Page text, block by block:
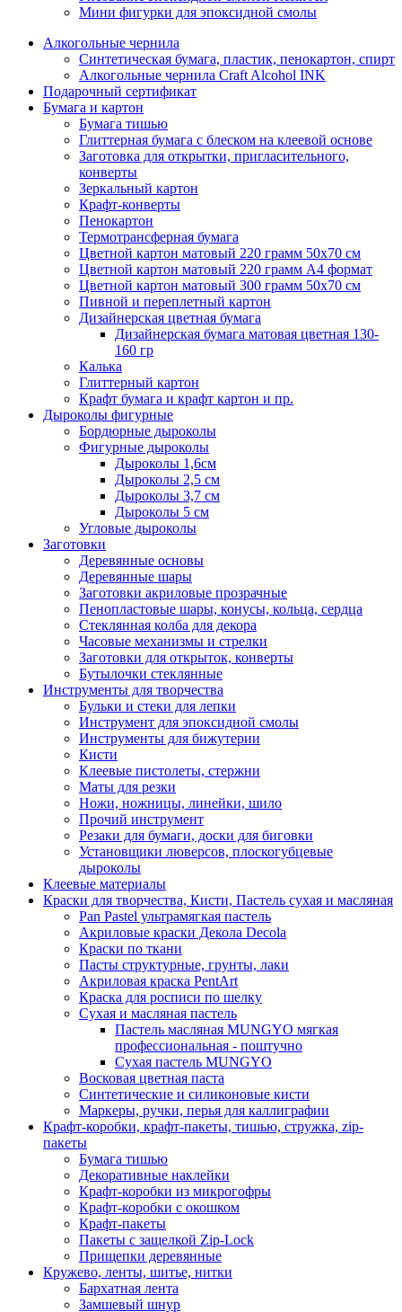
Мини фигурки для эпоксидной смолы
Алкогольные чернила
Синтетическая бумага, пластик, пенокартон, спирт
Алкогольные чернила Craft Alcohol INK
Подарочный сертификат
Бумага и картон
Бумага тишью
Глиттерная бумага с блеском на клеевой основе
Заготовка для открытки, пригласительного,
конверты
Зеркальный картон
Крафт-конверты
Пенокартон
Термотрансферная бумага
Цветной картон матовый 220 грамм 50х70 см
Цветной картон матовый 220 грамм A4 формат
Цветной картон матовый 300 грамм 50х70 см
Пивной и переплетный картон
Дизайнерская цветная бумага
Дизайнерская бумага матовая цветная 130-
160 гр
Калька
Глиттерный картон
Крафт бумага и крафт картон и пр.
Дыроколы фигурные
Бордюрные дыроколы
Фигурные дыроколы
Дыроколы 1,6см
Дыроколы 2,5 см
Дыроколы 3,7 см
Дыроколы 5 см
Угловые дыроколы
Заготовки
Деревянные основы
Деревянные шары
Заготовки акриловые прозрачные
Пенопластовые шары, конусы, кольца, сердца
Стеклянная колба для декора
Часовые механизмы и стрелки
Заготовки для открыток, конверты
Бутылочки стеклянные
Инструменты для творчества
Бульки и стеки для лепки
Инструмент для эпоксидной смолы
Инструменты для бижутерии
Кисти
Клеевые пистолеты, стержни
Маты для резки
Ножи, ножницы, линейки, шило
Прочий инструмент
Резаки для бумаги, доски для биговки
Установщики люверсов, плоскогубцевые
дыроколы
Клеевые материалы
Краски для творчества, Кисти, Пастель сухая и масляная
Pan Pastel ультрамягкая пастель
Акриловые краски Декола Decola
Краски по ткани
Пасты структурные, грунты, лаки
Акриловая краска PentArt
Краска для росписи по шелку
Cухая и масляная пастель
Пастель масляная MUNGYO мягкая
профессиональная - поштучно
Сухая пастель MUNGYO
Восковая цветная паста
Синтетические и силиконовые кисти
Маркеры, ручки, перья для каллиграфии
Крафт-коробки, крафт-пакеты, тишью, стружка, zip-
пакеты
Бумага тишью
Декоративные наклейки
Крафт-коробки из микрогофры
Крафт-коробки с окошком
Крафт-пакеты
Пакеты с защелкой Zip-Lock
Прищепки деревянные
Кружево, ленты, шитье, нитки
Бархатная лента
Замшевый шнур